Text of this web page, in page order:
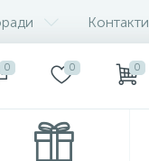
Контакти
0 0 0